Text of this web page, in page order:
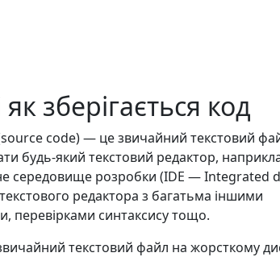
зберігається код
code) — це звичайний текстовий
будь-який текстовий редактор,
середовище розробки (IDE — Integrated
редактора з багатьма іншими
перевірками синтаксису тощо.
текстовий файл на жорсткому